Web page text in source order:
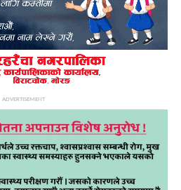
ADVERTISEMENT